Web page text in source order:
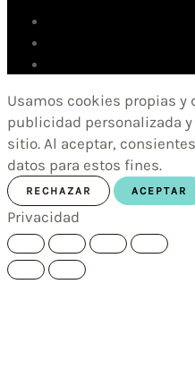
Usamos cookies propias y
publicidad personalizada
sitio. Al aceptar,
datos para estos fines.
RECHAZAR ACEPTAR
Privacidad